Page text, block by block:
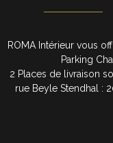
ROMA Intérieur vous
Parking
2 Places de livraison
rue Beyle Stendhal :